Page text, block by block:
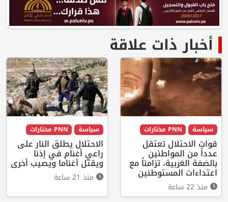
أخبار ذات علاقة
سياسة PNN مختارات
قوات الاحتلال تعتقل
عدداً من المواطنين
بالضفة الغربية، تزامناً مع
اعتداءات المستوطنين
منذ 22 ساعة
سياسة PNN مختارات
الاحتلال يطلق النار على
راعي أغنام في إذنا
ويقتل أغناما ويصيب أخرى
منذ 21 ساعة